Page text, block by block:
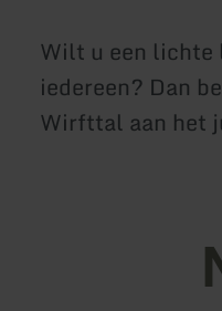
Wilt u een lichte
iedereen? Dan
Wirfttal aan het